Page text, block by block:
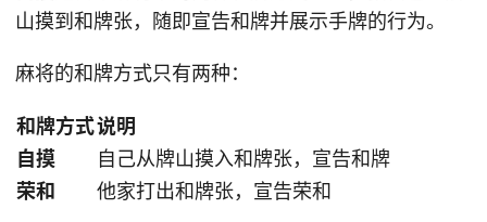
山摸到和牌张，随即宣告和牌并展示手牌的行为。
麻将的和牌方式只有两种：
和牌方式说明
自摸
自己从牌山摸入和牌张，宣告和牌
荣和
他家打出和牌张，宣告荣和